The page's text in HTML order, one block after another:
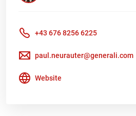
+43 676 8256 6225
paul.neurauter@generali.com
Website